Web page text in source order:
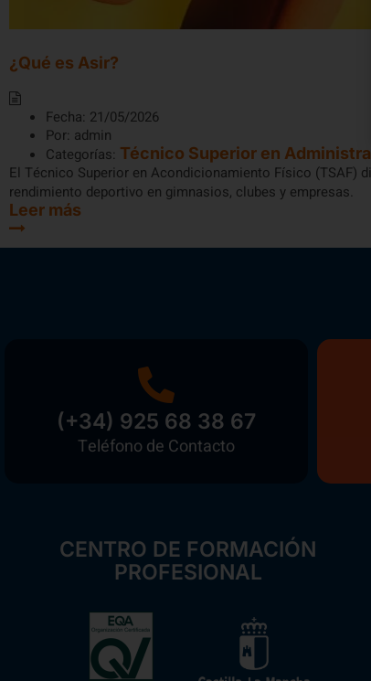
¿Qué es Asir?
Fecha: 21/05/2026
Por: admin
Categorías: Técnico Superior en
El Técnico Superior en Acondicionamiento Físico (TSAF)
rendimiento deportivo en gimnasios, clubes y empresas.
Leer más
(+34) 925 68 38 67
Teléfono de Contacto
CENTRO DE FORMACIÓN
PROFESIONAL